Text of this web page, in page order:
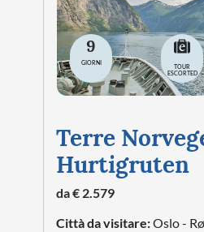
9
GIORNI
TOUR
ESCORTED
Terre
Hurtigruten
da € 2.579
Città da visitare:Oslo -